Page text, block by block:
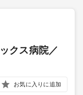
クス病院／
お気に入りに追加